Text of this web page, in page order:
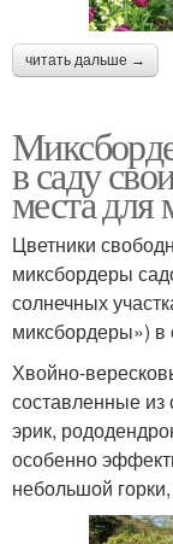
читать дальше →
в саду
места для
Цветники
миксбордеры
солнечных
миксбордеры») в
Хвойно-
составленные из
эрик,
особенно
небольшой